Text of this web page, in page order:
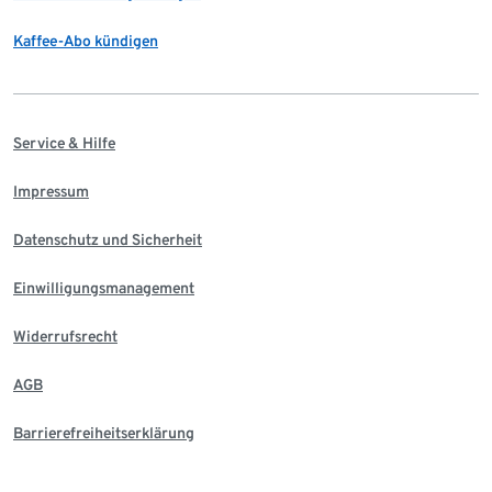
Kaffee-Abo kündigen
Service & Hilfe
Impressum
Datenschutz und Sicherheit
Einwilligungsmanagement
Widerrufsrecht
AGB
Barrierefreiheitserklärung